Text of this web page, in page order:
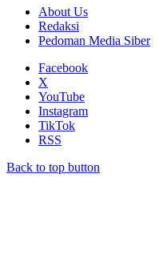
About Us
Redaksi
Pedoman Media Siber
Facebook
X
YouTube
Instagram
TikTok
RSS
Back to top button